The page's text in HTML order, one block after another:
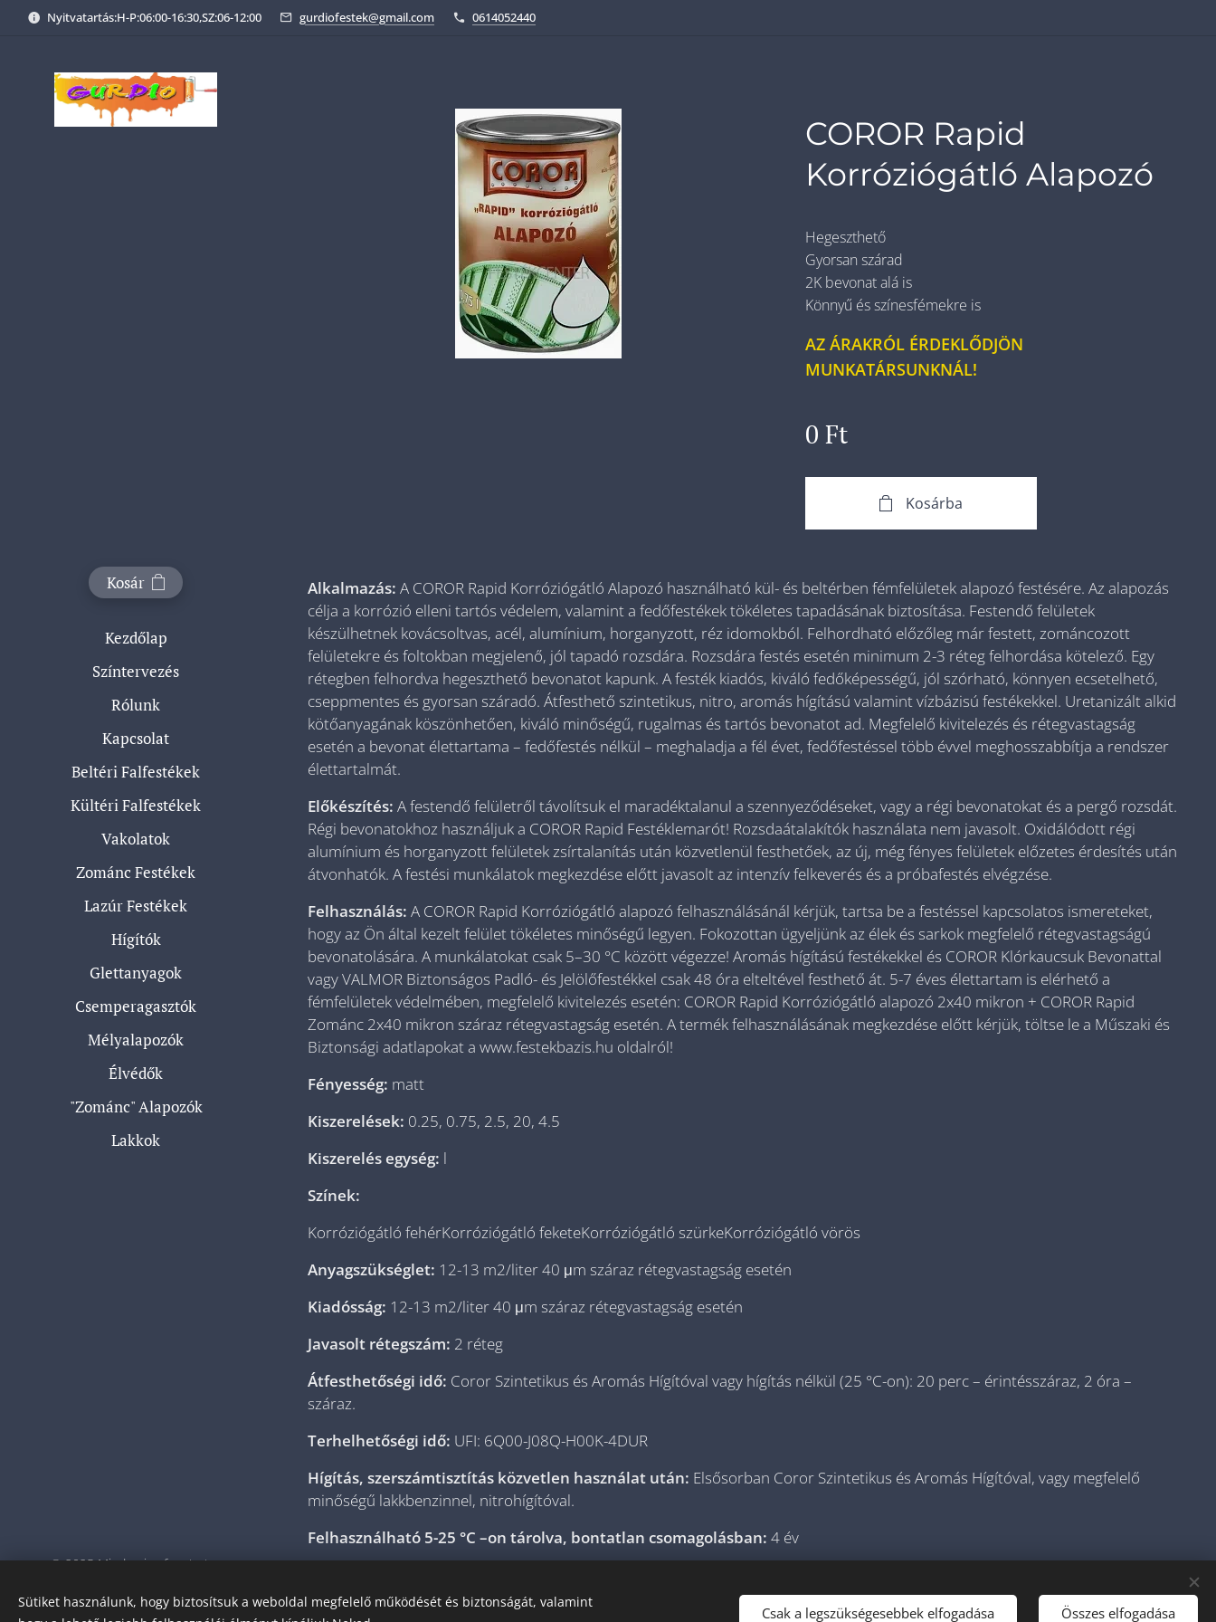
Nyitvatartás:H-P:06:00-16:30,SZ:06-12:00 gurdiofestek@gmail.com 0614052440
Kosár
Kezdőlap
Színtervezés
Rólunk
Kapcsolat
Beltéri Falfestékek
Kültéri Falfestékek
Vakolatok
Zománc Festékek
Lazúr Festékek
Hígítók
Glettanyagok
Csemperagasztók
Mélyalapozók
Élvédők
"Zománc" Alapozók
Lakkok
COROR Rapid
Korróziógátló Alapozó
Hegeszthető
Gyorsan szárad
2K bevonat alá is
Könnyű és színesfémekre is
AZ ÁRAKRÓL ÉRDEKLŐDJÖN
MUNKATÁRSUNKNÁL!
0 Ft
Kosárba
Alkalmazás: A COROR Rapid Korróziógátló Alapozó használható kül- és beltérben fémfelületek alapozó festésére. Az alapozás
célja a korrózió elleni tartós védelem, valamint a fedőfestékek tökéletes tapadásának biztosítása. Festendő felületek
készülhetnek kovácsoltvas, acél, alumínium, horganyzott, réz idomokból. Felhordható előzőleg már festett, zománcozott
felületekre és foltokban megjelenő, jól tapadó rozsdára. Rozsdára festés esetén minimum 2-3 réteg felhordása kötelező. Egy
rétegben felhordva hegeszthető bevonatot kapunk. A festék kiadós, kiváló fedőképességű, jól szórható, könnyen ecsetelhető,
cseppmentes és gyorsan száradó. Átfesthető szintetikus, nitro, aromás hígítású valamint vízbázisú festékekkel. Uretanizált alkid
kötőanyagának köszönhetően, kiváló minőségű, rugalmas és tartós bevonatot ad. Megfelelő kivitelezés és rétegvastagság
esetén a bevonat élettartama – fedőfestés nélkül – meghaladja a fél évet, fedőfestéssel több évvel meghosszabbítja a rendszer
élettartalmát.
Előkészítés: A festendő felületről távolítsuk el maradéktalanul a szennyeződéseket, vagy a régi bevonatokat és a pergő rozsdát.
Régi bevonatokhoz használjuk a COROR Rapid Festéklemarót! Rozsdaátalakítók használata nem javasolt. Oxidálódott régi
alumínium és horganyzott felületek zsírtalanítás után közvetlenül festhetőek, az új, még fényes felületek előzetes érdesítés után
átvonhatók. A festési munkálatok megkezdése előtt javasolt az intenzív felkeverés és a próbafestés elvégzése.
Felhasználás: A COROR Rapid Korróziógátló alapozó felhasználásánál kérjük, tartsa be a festéssel kapcsolatos ismereteket,
hogy az Ön által kezelt felület tökéletes minőségű legyen. Fokozottan ügyeljünk az élek és sarkok megfelelő rétegvastagságú
bevonatolására. A munkálatokat csak 5–30 °C között végezze! Aromás hígítású festékekkel és COROR Klórkaucsuk Bevonattal
vagy VALMOR Biztonságos Padló- és Jelölőfestékkel csak 48 óra elteltével festhető át. 5-7 éves élettartam is elérhető a
fémfelületek védelmében, megfelelő kivitelezés esetén: COROR Rapid Korróziógátló alapozó 2x40 mikron + COROR Rapid
Zománc 2x40 mikron száraz rétegvastagság esetén. A termék felhasználásának megkezdése előtt kérjük, töltse le a Műszaki és
Biztonsági adatlapokat a www.festekbazis.hu oldalról!
Fényesség: matt
Kiszerelések: 0.25, 0.75, 2.5, 20, 4.5
Kiszerelés egység: l
Színek:
Korróziógátló fehérKorróziógátló feketeKorróziógátló szürkeKorróziógátló vörös
Anyagszükséglet: 12-13 m2/liter 40 μm száraz rétegvastagság esetén
Kiadósság: 12-13 m2/liter 40 μm száraz rétegvastagság esetén
Javasolt rétegszám: 2 réteg
Átfesthetőségi idő: Coror Szintetikus és Aromás Hígítóval vagy hígítás nélkül (25 °C-on): 20 perc – érintésszáraz, 2 óra –
száraz.
Terhelhetőségi idő: UFI: 6Q00-J08Q-H00K-4DUR
Hígítás, szerszámtisztítás közvetlen használat után: Elsősorban Coror Szintetikus és Aromás Hígítóval, vagy megfelelő
minőségű lakkbenzinnel, nitrohígítóval.
Felhasználható 5-25 °C –on tárolva, bontatlan csomagolásban: 4 év
© 2025 Minden jog fenntartva
0614052440
Sütiket használunk, hogy biztosítsuk a weboldal megfelelő működését és biztonságát, valamint
Csak a legszükségesebbek elfogadása Összes elfogadása